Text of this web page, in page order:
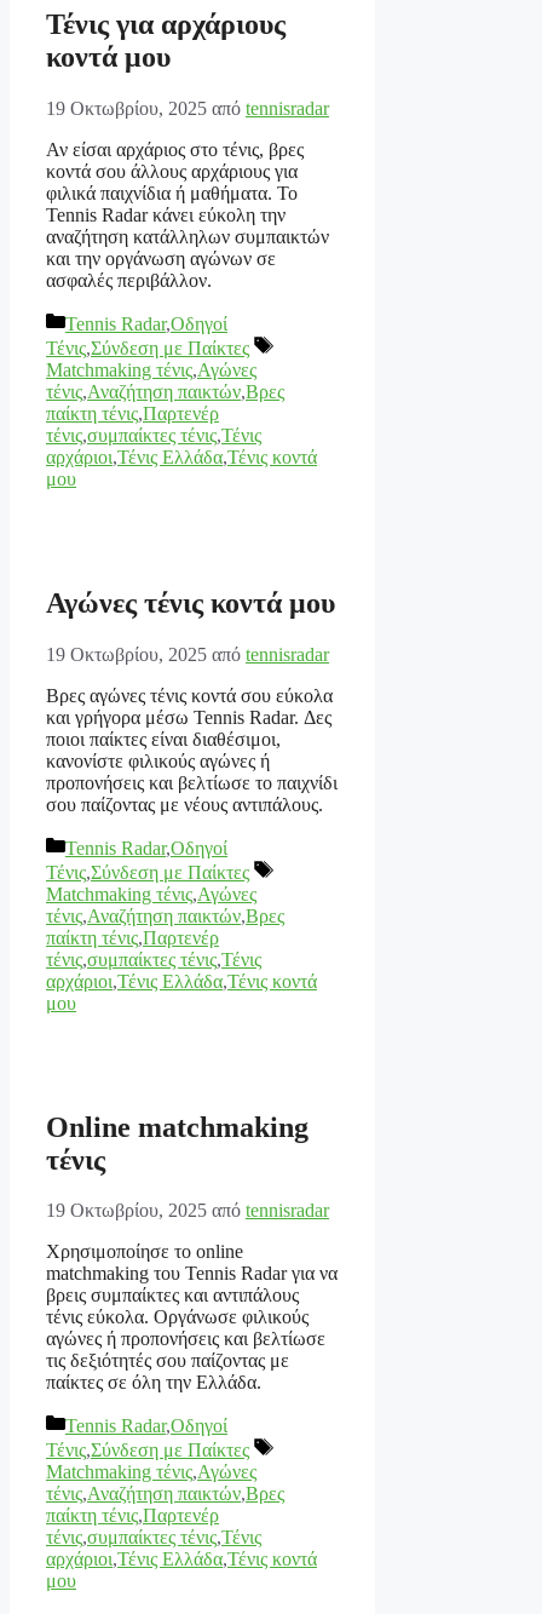
Τένις για αρχάριους
κοντά μου
19 Οκτωβρίου, 2025 από tennisradar
Αν είσαι αρχάριος στο τένις, βρες
κοντά σου άλλους αρχάριους για
φιλικά παιχνίδια ή μαθήματα. Το
Tennis Radar κάνει εύκολη την
αναζήτηση κατάλληλων συμπαικτών
και την οργάνωση αγώνων σε
ασφαλές περιβάλλον.
Κατηγορίες
Tennis Radar,Οδηγοί
Τένις,Σύνδεση με Παίκτες
Ετικέτες
Matchmaking τένις,Αγώνες
τένις,Αναζήτηση παικτών,Βρες
παίκτη τένις,Παρτενέρ
τένις,συμπαίκτες τένις,Τένις
αρχάριοι,Τένις Ελλάδα,Τένις κοντά
μου
Αγώνες τένις κοντά μου
19 Οκτωβρίου, 2025 από tennisradar
Βρες αγώνες τένις κοντά σου εύκολα
και γρήγορα μέσω Tennis Radar. Δες
ποιοι παίκτες είναι διαθέσιμοι,
κανονίστε φιλικούς αγώνες ή
προπονήσεις και βελτίωσε το παιχνίδι
σου παίζοντας με νέους αντιπάλους.
Κατηγορίες
Tennis Radar,Οδηγοί
Τένις,Σύνδεση με Παίκτες
Ετικέτες
Matchmaking τένις,Αγώνες
τένις,Αναζήτηση παικτών,Βρες
παίκτη τένις,Παρτενέρ
τένις,συμπαίκτες τένις,Τένις
αρχάριοι,Τένις Ελλάδα,Τένις κοντά
μου
Online matchmaking
τένις
19 Οκτωβρίου, 2025 από tennisradar
Χρησιμοποίησε το online
matchmaking του Tennis Radar για να
βρεις συμπαίκτες και αντιπάλους
τένις εύκολα. Οργάνωσε φιλικούς
αγώνες ή προπονήσεις και βελτίωσε
τις δεξιότητές σου παίζοντας με
παίκτες σε όλη την Ελλάδα.
Κατηγορίες
Tennis Radar,Οδηγοί
Τένις,Σύνδεση με Παίκτες
Ετικέτες
Matchmaking τένις,Αγώνες
τένις,Αναζήτηση παικτών,Βρες
παίκτη τένις,Παρτενέρ
τένις,συμπαίκτες τένις,Τένις
αρχάριοι,Τένις Ελλάδα,Τένις κοντά
μου